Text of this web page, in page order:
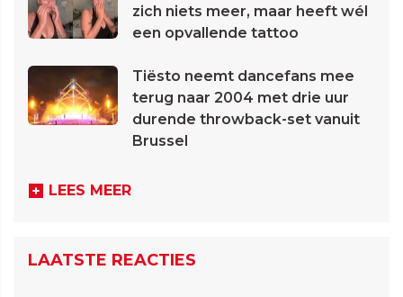
zich niets meer, maar heeft wél
een opvallende tattoo
Tiësto neemt dancefans mee
terug naar 2004 met drie uur
durende throwback-set vanuit
Brussel
LEES MEER
LAATSTE REACTIES